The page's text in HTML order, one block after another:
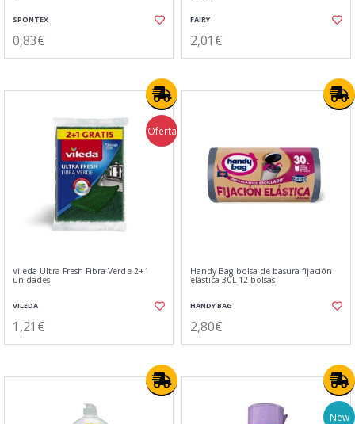
SPONTEX
0,83€
FAIRY
2,01€
Oferta
Vileda Ultra Fresh Fibra Verde 2+1
unidades
VILEDA
1,21€
Handy Bag bolsa de basura fijación
elástica 30L 12 bolsas
HANDY BAG
2,80€
New